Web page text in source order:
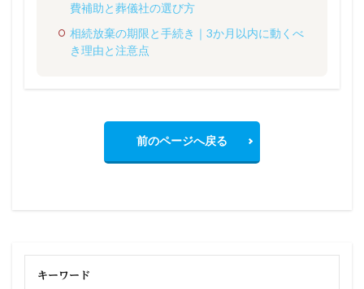
費補助と葬儀社の選び方
相続放棄の期限と手続き｜3か月以内に動くべ
き理由と注意点
前のページへ戻る
キーワード